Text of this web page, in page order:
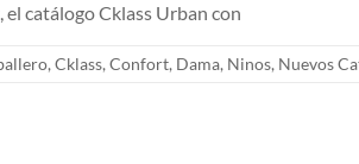
catálogo Cklass Urban con
, Cklass, Confort, Dama, Ninos, Nuevos